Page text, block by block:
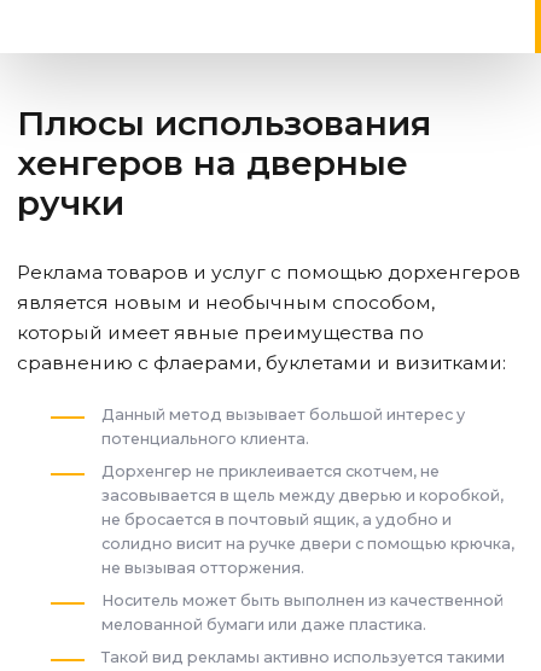
Плюсы использования
хенгеров на дверные
ручки
Реклама товаров и услуг с помощью дорхенгеров
является новым и необычным способом,
который имеет явные преимущества по
сравнению с флаерами, буклетами и визитками:
Данный метод вызывает большой интерес у
потенциального клиента.
Дорхенгер не приклеивается скотчем, не
засовывается в щель между дверью и коробкой,
не бросается в почтовый ящик, а удобно и
солидно висит на ручке двери с помощью крючка,
не вызывая отторжения.
Носитель может быть выполнен из качественной
мелованной бумаги или даже пластика.
Такой вид рекламы активно используется такими